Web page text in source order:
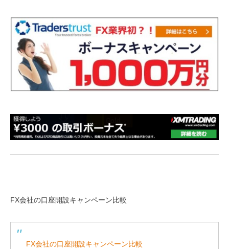
FX会社の口座開設キャンペーン比較
FX会社の口座開設キャンペーン比較